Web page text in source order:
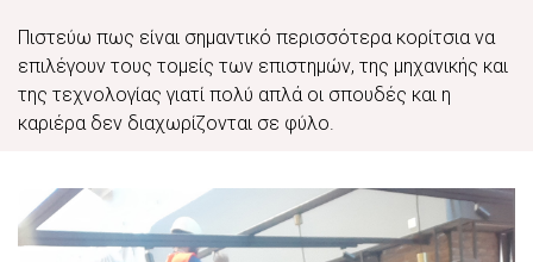
Πιστεύω πως είναι σημαντικό περισσότερα κορίτσια να
επιλέγουν τους τομείς των επιστημών, της μηχανικής και
της τεχνολογίας γιατί πολύ απλά οι σπουδές και η
καριέρα δεν διαχωρίζονται σε φύλο.